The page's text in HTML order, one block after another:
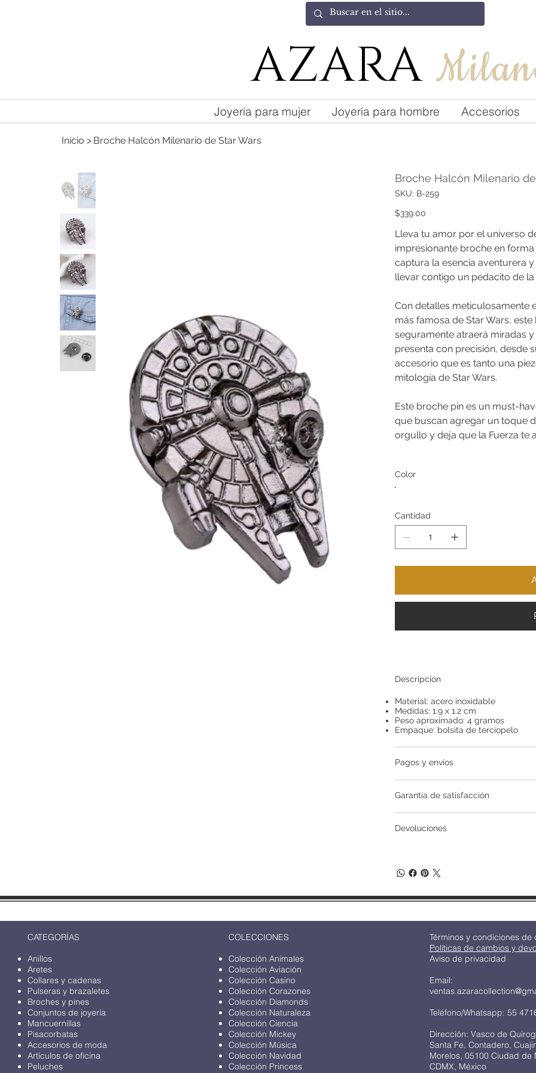
AZARA
Joyería para mujer Joyería para hombre Accesorios
Inicio > Broche Halcón Milenario de Star Wars
Broche Halcón Milenario
SKU: SKU
B-
B-259
Precio
$339.00
Lleva tu amor por el universo
impresionante broche en
captura la esencia aventurera
llevar contigo un pedacito de
Con detalles meticulosamente
más famosa de Star Wars,
seguramente atraerá miradas
presenta con precisión, desde
accesorio que es tanto una
mitología de Star Wars.
Este broche pin es un must-
que buscan agregar un toque
orgullo y deja que la Fuerza te
Color
Cantidad
Descripción
Material: acero inoxidable
Medidas: 1.9 x 1.2 cm
Peso aproximado: 4 gramos
Empaque: bolsita de terciopelo
Pagos y envíos
Garantía de satisfacción
Devoluciones
CATEGORÍAS
Anillos
Aretes
Collares y cadenas
Pulseras y brazaletes
Broches y pines
Conjuntos de joyería
Mancuernillas
Pisacorbatas
Accesorios de moda
Artículos de oficina
Peluches
COLECCIONES
Colección Animales
Colección Aviación
Colección Casino
Colección Corazones
Colección Diamonds
Colección Naturaleza
Colección Ciencia
Colección Mickey
Colección Música
Colección Navidad
Colección Princess
Términos y condiciones de
Políticas de cambios y
Aviso de privacidad
Email:
Teléfono/Whatsapp: 55
Dirección: Vasco de
Santa Fe, Contadero,
Morelos, 05100 Ciudad de
CDMX, México